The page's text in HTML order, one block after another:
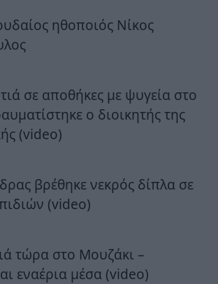
ηθοποιός Νίκος
σε αποθήκες με ψυγεία στο
ο διοικητής της
(video)
βρέθηκε νεκρός δίπλα σε
(video)
τώρα στο Μουζάκι –
εναέρια μέσα (video)